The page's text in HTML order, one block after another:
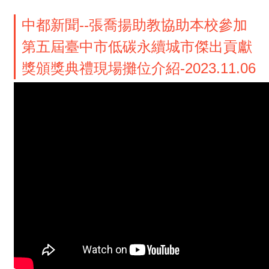
中都新聞--張喬揚助教協助本校參加
第五屆臺中市低碳永續城市傑出貢獻
獎頒獎典禮現場攤位介紹-2023.11.06